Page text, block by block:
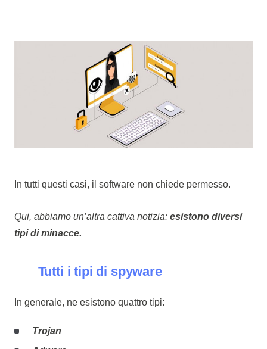
In tutti questi casi, il software non chiede permesso.
Qui, abbiamo un’altra cattiva notizia: esistono diversi
tipi di minacce.
Tutti i tipi di spyware
In generale, ne esistono quattro tipi:
Trojan